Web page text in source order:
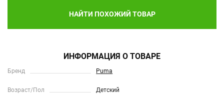
НАЙТИ ПОХОЖИЙ ТОВАР
ИНФОРМАЦИЯ О ТОВАРЕ
Бренд Puma
Возраст/Пол Детский